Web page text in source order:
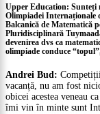
Upper Education: Sunteți
Olimpiadei Internaționale
Balcanică de Matematică
Pluridisciplinară
devenirea dvs ca
olimpiade conduce
Andrei Bud:
vacanță, nu am fost
obicei acestea veneau
îmi vin în minte sunt